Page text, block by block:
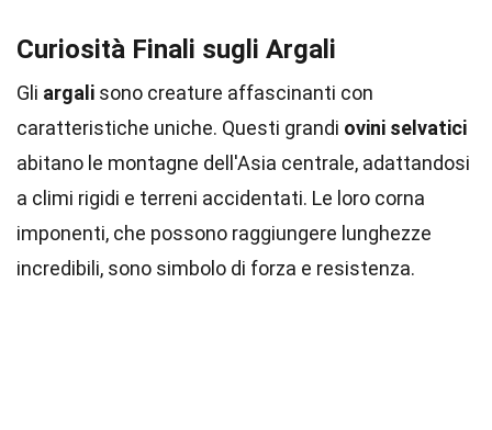
Curiosità Finali sugli Argali
Gli argali sono creature affascinanti con
caratteristiche uniche. Questi grandi ovini selvatici
abitano le montagne dell'Asia centrale, adattandosi
a climi rigidi e terreni accidentati. Le loro corna
imponenti, che possono raggiungere lunghezze
incredibili, sono simbolo di forza e resistenza.